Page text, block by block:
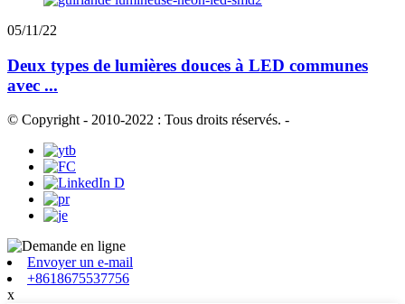
05/11/22
Deux types de lumières douces à LED communes
avec ...
© Copyright - 2010-2022 : Tous droits réservés. -
Envoyer un e-mail
+8618675537756
x